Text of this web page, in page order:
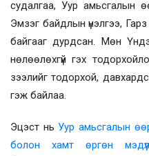
судалгаа, Уур амьсгалын
Эмзэг байдлын үнэлгээ, Гарз
байгааг дурдсан. Мөн
нөлөөлөхгүй гэх
зээлийг тодорхой,
гэж байлаа.
Эцэст ньУур амьсгалын
болон хамт өргөн